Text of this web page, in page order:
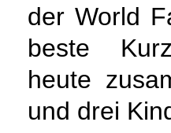
der World
beste
heute
und drei